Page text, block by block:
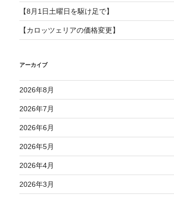
【8月1日土曜日を駆け足で】
【カロッツェリアの価格変更】
アーカイブ
2026年8月
2026年7月
2026年6月
2026年5月
2026年4月
2026年3月